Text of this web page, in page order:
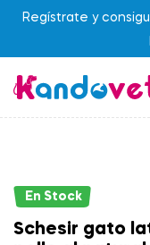
Regístrate y
En Stock
Schesir gato